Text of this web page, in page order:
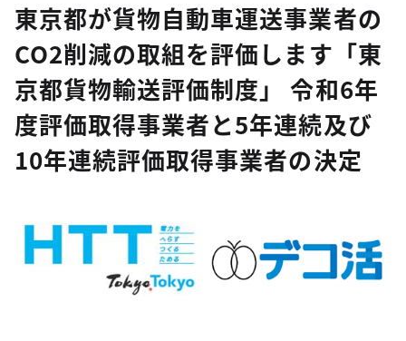
東京都が貨物自動車運送事業者の
CO2削減の取組を評価します「東
京都貨物輸送評価制度」 令和6年
度評価取得事業者と5年連続及び
10年連続評価取得事業者の決定